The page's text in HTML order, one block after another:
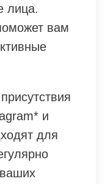
лица.
вам
и
для